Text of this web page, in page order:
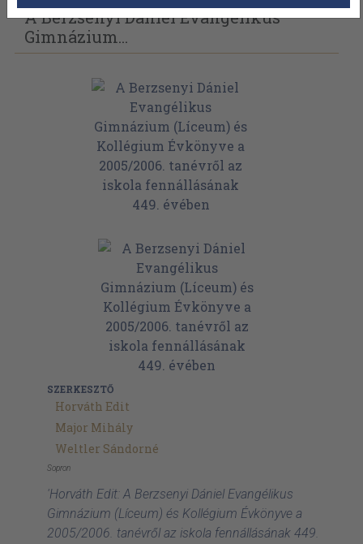
A Berzsenyi Dániel Evangélikus
Gimnázium...
SZERKESZTŐ
Horváth Edit
Major Mihály
Weltler Sándorné
Sopron
'Horváth Edit: A Berzsenyi Dániel Evangélikus
Gimnázium (Líceum) és Kollégium Évkönyve a
2005/2006. tanévről az iskola fennállásának 449.